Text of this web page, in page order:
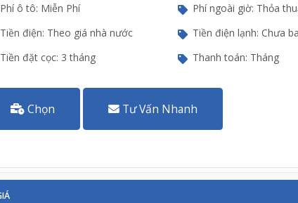
Phí ô tô: Miễn Phí
Phí ngoài giờ: Thỏa
Tiền điện: Theo giá nhà nước
Tiền điện lạnh: Chưa
Tiền đặt cọc: 3 tháng
Thanh toán: Tháng
Chọn Tư Vấn Nhanh